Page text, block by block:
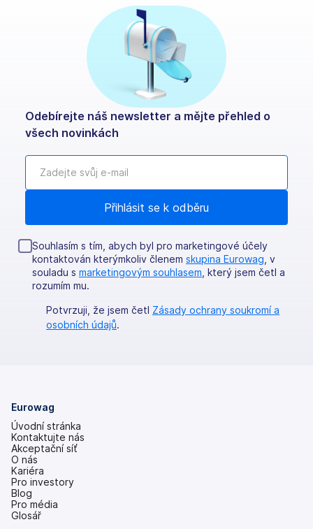
Odebírejte náš newsletter a mějte přehled o
všech novinkách
Souhlasím s tím, abych byl pro marketingové účely
kontaktován kterýmkoliv členem skupina Eurowag , v
souladu s marketingovým souhlasem , který jsem četl a
rozumím mu.
Potvrzuji, že jsem četl Zásady ochrany soukromí a
osobních údajů.
Eurowag
Úvodní stránka
Kontaktujte nás
Akceptační síť
O nás
Kariéra
Pro investory
(se
v
nových
Blog
Pro média
Glosář